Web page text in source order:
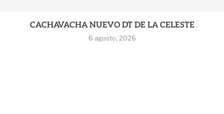
CACHAVACHA NUEVO DT DE LA CELESTE
6 agosto, 2026